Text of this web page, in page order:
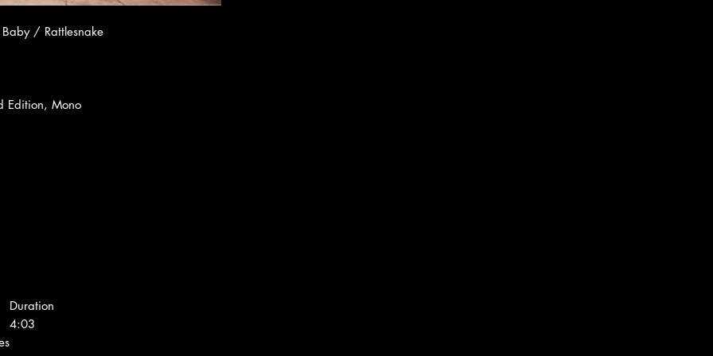
Baby / Rattlesnake
Edition, Mono
Duration
4:03